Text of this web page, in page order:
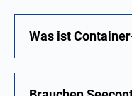
Was ist